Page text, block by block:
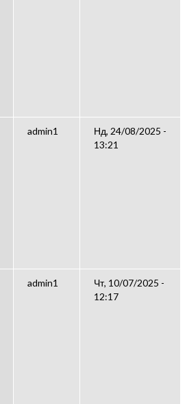
admin1
Нд, 24/08/2025 -
13:21
admin1
Чт, 10/07/2025 -
12:17